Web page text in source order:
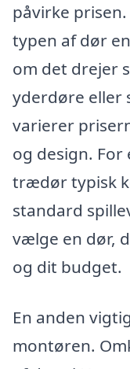
påvirke
typen af dør
om det drejer
yderdøre eller
varierer
og design. For
trædør typisk
standard
vælge en dør,
og dit budget.
En anden
montøren.